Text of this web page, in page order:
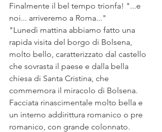
Finalmente il bel tempo trionfa! "...e
noi... arriveremo a Roma..."
"Lunedì mattina abbiamo fatto una
rapida visita del borgo di Bolsena,
molto bello, caratterizzato dal castello
che sovrasta il paese e dalla bella
chiesa di Santa Cristina, che
commemora il miracolo di Bolsena.
Facciata rinascimentale molto bella e
un interno addirittura romanico o pre
romanico, con grande colonnato.